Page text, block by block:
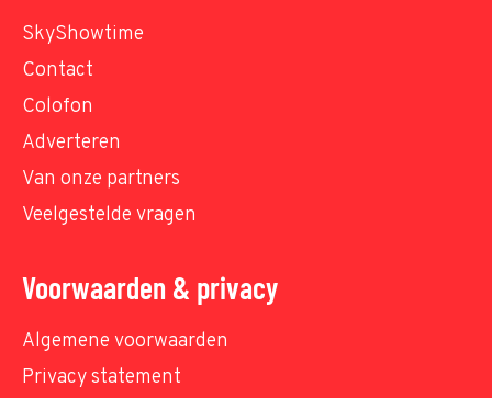
SkyShowtime
Contact
Colofon
Adverteren
Van onze partners
Veelgestelde vragen
Voorwaarden & privacy
Algemene voorwaarden
Privacy statement